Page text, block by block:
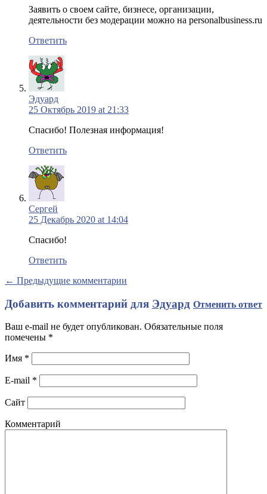
Заявить о своем сайте, бизнесе, организации,
деятельности без модерации можно на personalbusiness.ru
Ответить
Эдуард
25 Октябрь 2019 at 21:33
Спасибо! Полезная информация!
Ответить
Сергей
25 Декабрь 2020 at 14:04
Спасибо!
Ответить
← Предыдущие комментарии
Добавить комментарий для Эдуард Отменить ответ
Ваш e-mail не будет опубликован. Обязательные поля
помечены *
Имя *
E-mail *
Сайт
Комментарий